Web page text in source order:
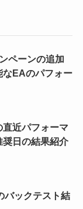
ペーンの追加
なEAのパフォー
近パフォーマ
奨日の結果紹介
ックテスト結